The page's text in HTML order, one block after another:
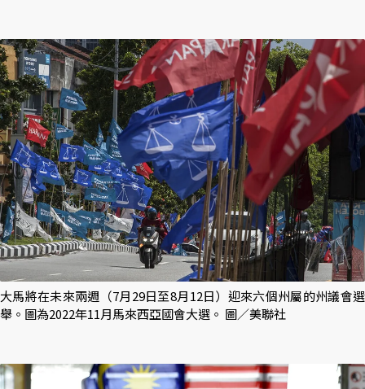
大馬將在未來兩週（7月29日至8月12日）迎來六個州屬的州議會選
舉。圖為2022年11月馬來西亞國會大選。 圖／美聯社